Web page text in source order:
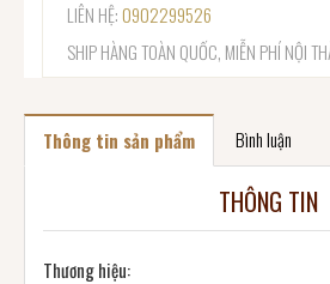
LIÊN HỆ:0902299526
SHIP HÀNG TOÀN QUỐC, MIỄN PHÍ NỘI
Thông tin sản phẩm Bình luận
THÔNG TIN
Thương hiệu: